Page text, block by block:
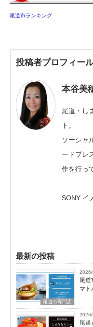
尾道市ランキング
投稿者プロフィー
本谷美
尾道・し
ト。
ソーシャ
ードプレ
作を行っ
SONY イ
最新の投稿
尾道の専門店
尾道
マト
尾道